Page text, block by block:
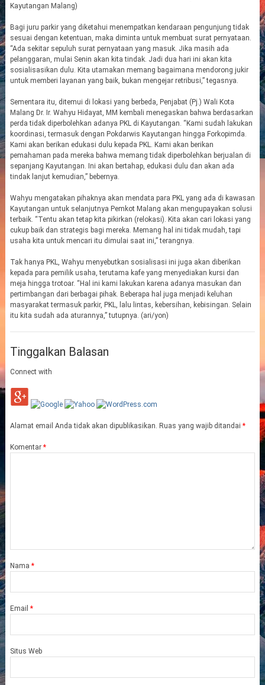
Kayutangan Malang)
Bagi juru parkir yang diketahui menempatkan kendaraan pengunjung tidak
sesuai dengan ketentuan, maka diminta untuk membuat surat pernyataan.
“Ada sekitar sepuluh surat pernyataan yang masuk. Jika masih ada
pelanggaran, mulai Senin akan kita tindak. Jadi dua hari ini akan kita
sosialisasikan dulu. Kita utamakan memang bagaimana mendorong jukir
untuk memberi layanan yang baik, bukan mengejar retribusi,” tegasnya.
Sementara itu, ditemui di lokasi yang berbeda, Penjabat (Pj.) Wali Kota
Malang Dr. Ir. Wahyu Hidayat, MM kembali menegaskan bahwa berdasarkan
perda tidak diperbolehkan adanya PKL di Kayutangan. “Kami sudah lakukan
koordinasi, termasuk dengan Pokdarwis Kayutangan hingga Forkopimda.
Kami akan berikan edukasi dulu kepada PKL. Kami akan berikan
pemahaman pada mereka bahwa memang tidak diperbolehkan berjualan di
sepanjang Kayutangan. Ini akan bertahap, edukasi dulu dan akan ada
tindak lanjut kemudian,” bebernya.
Wahyu mengatakan pihaknya akan mendata para PKL yang ada di kawasan
Kayutangan untuk selanjutnya Pemkot Malang akan mengupayakan solusi
terbaik. “Tentu akan tetap kita pikirkan (relokasi). Kita akan cari lokasi yang
cukup baik dan strategis bagi mereka. Memang hal ini tidak mudah, tapi
usaha kita untuk mencari itu dimulai saat ini,” terangnya.
Tak hanya PKL, Wahyu menyebutkan sosialisasi ini juga akan diberikan
kepada para pemilik usaha, terutama kafe yang menyediakan kursi dan
meja hingga trotoar. “Hal ini kami lakukan karena adanya masukan dan
pertimbangan dari berbagai pihak. Beberapa hal juga menjadi keluhan
masyarakat termasuk parkir, PKL, lalu lintas, kebersihan, kebisingan. Selain
itu kita sudah ada aturannya,” tutupnya. (ari/yon)
Tinggalkan Balasan
Connect with
Alamat email Anda tidak akan dipublikasikan. Ruas yang wajib ditandai *
Komentar *
Nama *
Email *
Situs Web